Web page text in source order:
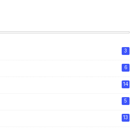
3
6
14
5
13